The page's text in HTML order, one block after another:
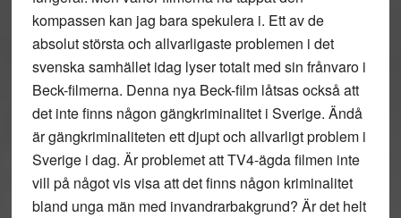
kompassen kan jag bara spekulera i. Ett av de
absolut största och allvarligaste problemen i det
svenska samhället idag lyser totalt med sin frånvaro i
Beck-filmerna. Denna nya Beck-film låtsas också att
det inte finns någon gängkriminalitet i Sverige. Ändå
är gängkriminaliteten ett djupt och allvarligt problem i
Sverige i dag. Är problemet att TV4-ägda filmen inte
vill på något vis visa att det finns någon kriminalitet
bland unga män med invandrarbakgrund? Är det helt